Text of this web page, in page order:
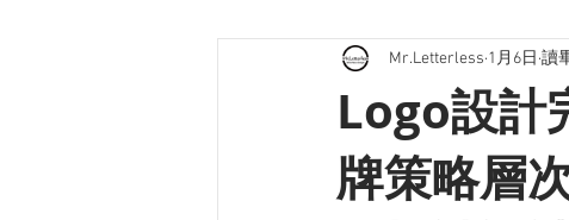
Logo設計
牌策略層
Mr.Letterless 1月6日 讀